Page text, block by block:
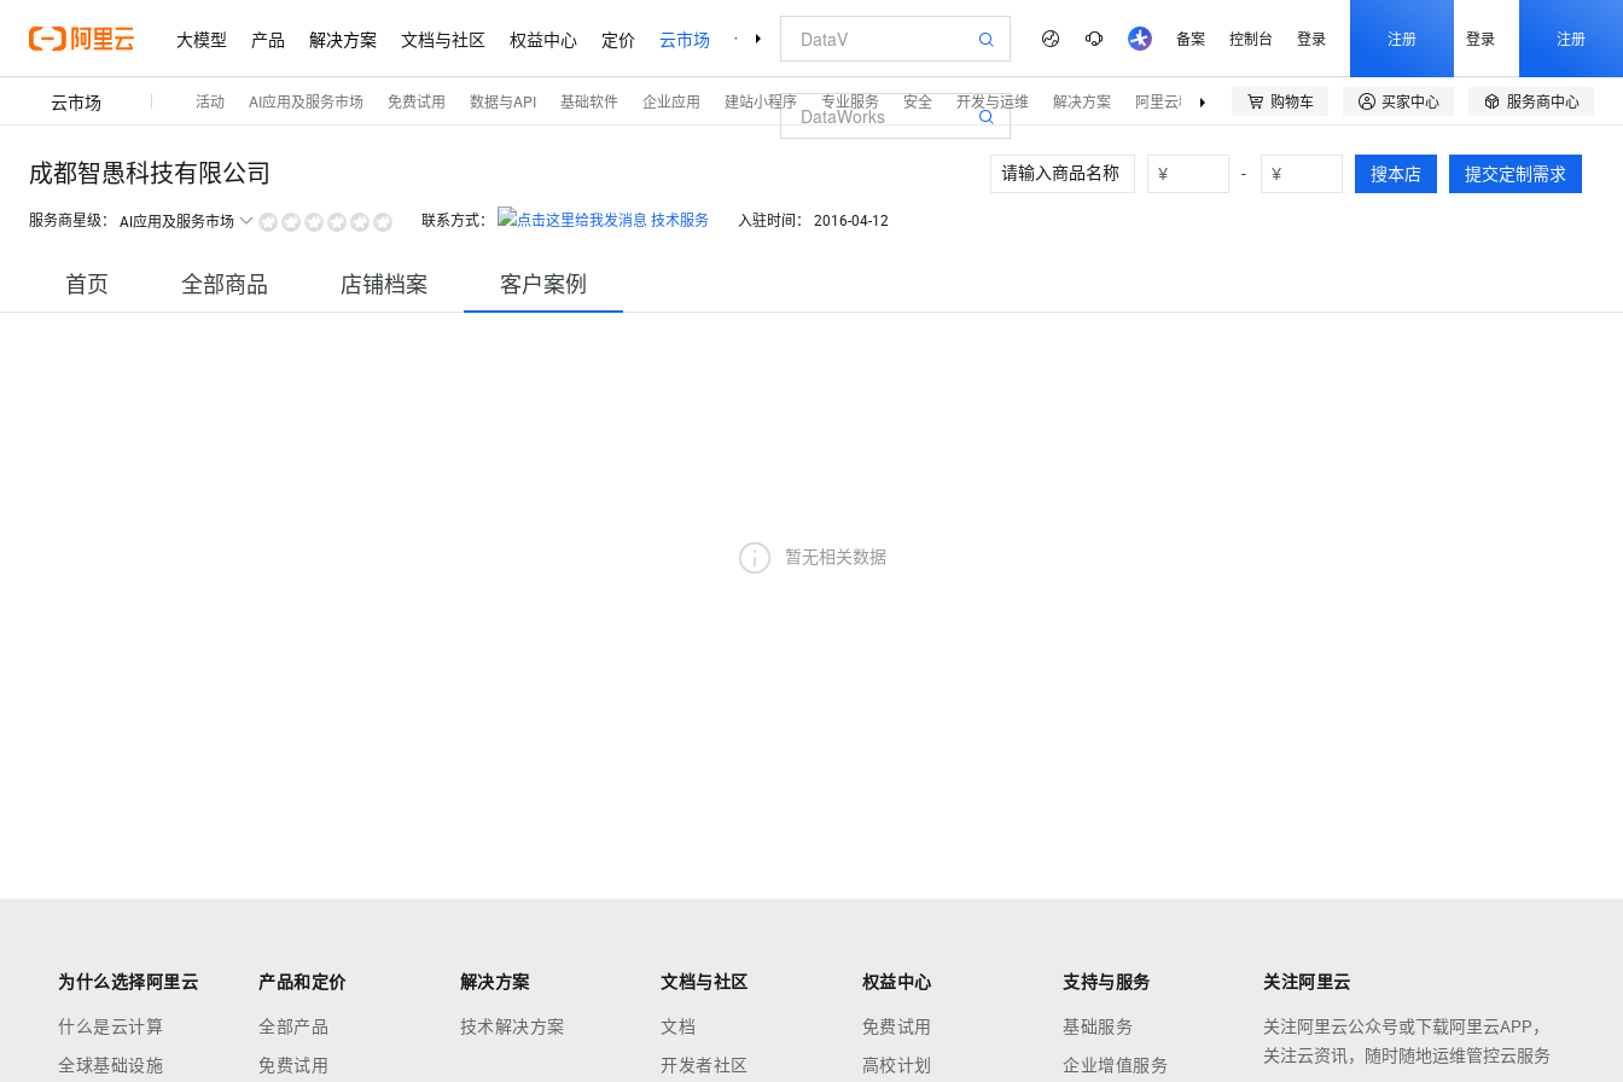
大模型 产品 解决方案 文档与社区 权益中心 定价 云市场 合作伙伴 支持与服务 了解阿里云 备案 控制台 登录 注册 登录 注册
云市场 活动 AI应用及服务市场 免费试用 数据与API 基础软件 企业应用 建站小程序 专业服务 安全 开发与运维 解决方案 阿里云精选 伙伴招募
 购物车  买家中心  服务商中心
成都智愚科技有限公司
服务商星级： AI应用及服务市场 联系方式： 技术服务 入驻时间： 2016-04-12
¥ - ¥ 搜本店 提交定制需求
首页 全部商品 店铺档案 客户案例
暂无相关数据
为什么选择阿里云
什么是云计算
全球基础设施
产品和定价
全部产品
免费试用
解决方案
技术解决方案
文档与社区
文档
开发者社区
权益中心
免费试用
高校计划
支持与服务
基础服务
企业增值服务
关注阿里云
关注阿里云公众号或下载阿里云APP，
关注云资讯，随时随地运维管控云服务